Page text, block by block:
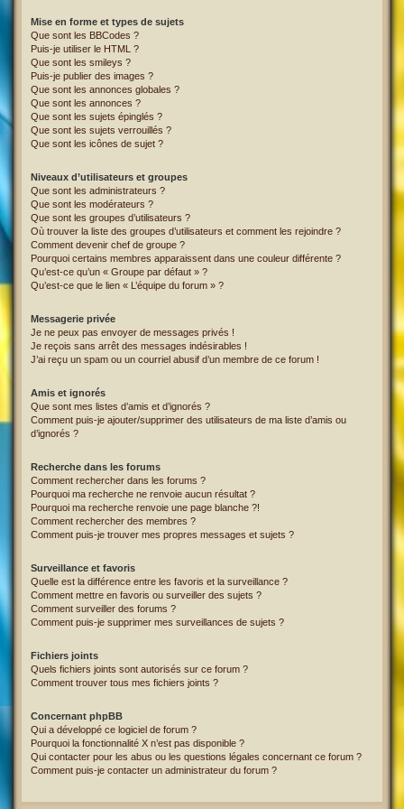
Mise en forme et types de sujets
Que sont les BBCodes ?
Puis-je utiliser le HTML ?
Que sont les smileys ?
Puis-je publier des images ?
Que sont les annonces globales ?
Que sont les annonces ?
Que sont les sujets épinglés ?
Que sont les sujets verrouillés ?
Que sont les icônes de sujet ?
Niveaux d’utilisateurs et groupes
Que sont les administrateurs ?
Que sont les modérateurs ?
Que sont les groupes d’utilisateurs ?
Où trouver la liste des groupes d’utilisateurs et comment les rejoindre ?
Comment devenir chef de groupe ?
Pourquoi certains membres apparaissent dans une couleur différente ?
Qu’est-ce qu’un « Groupe par défaut » ?
Qu’est-ce que le lien « L’équipe du forum » ?
Messagerie privée
Je ne peux pas envoyer de messages privés !
Je reçois sans arrêt des messages indésirables !
J’ai reçu un spam ou un courriel abusif d’un membre de ce forum !
Amis et ignorés
Que sont mes listes d’amis et d’ignorés ?
Comment puis-je ajouter/supprimer des utilisateurs de ma liste d’amis ou
d’ignorés ?
Recherche dans les forums
Comment rechercher dans les forums ?
Pourquoi ma recherche ne renvoie aucun résultat ?
Pourquoi ma recherche renvoie une page blanche ?!
Comment rechercher des membres ?
Comment puis-je trouver mes propres messages et sujets ?
Surveillance et favoris
Quelle est la différence entre les favoris et la surveillance ?
Comment mettre en favoris ou surveiller des sujets ?
Comment surveiller des forums ?
Comment puis-je supprimer mes surveillances de sujets ?
Fichiers joints
Quels fichiers joints sont autorisés sur ce forum ?
Comment trouver tous mes fichiers joints ?
Concernant phpBB
Qui a développé ce logiciel de forum ?
Pourquoi la fonctionnalité X n’est pas disponible ?
Qui contacter pour les abus ou les questions légales concernant ce forum ?
Comment puis-je contacter un administrateur du forum ?